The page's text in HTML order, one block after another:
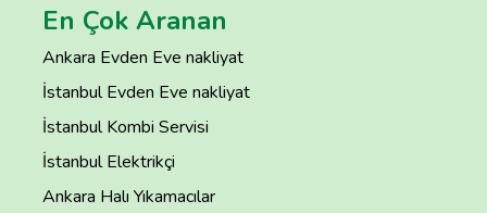
En Çok Aranan
Ankara Evden Eve nakliyat
İstanbul Evden Eve nakliyat
İstanbul Kombi Servisi
İstanbul Elektrikçi
Ankara Halı Yıkamacılar